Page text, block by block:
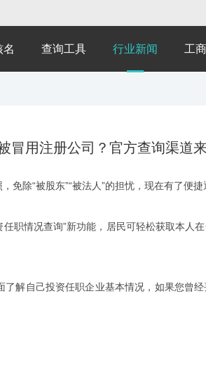
名 查询工具 行业新闻 工
冒用注册公司？官方查询渠道来
除“被股东”“被法人”的担忧，现在有了便捷
任职情况查询”新功能，居民可轻松获取本人
自己投资任职企业基本情况，如果您曾经